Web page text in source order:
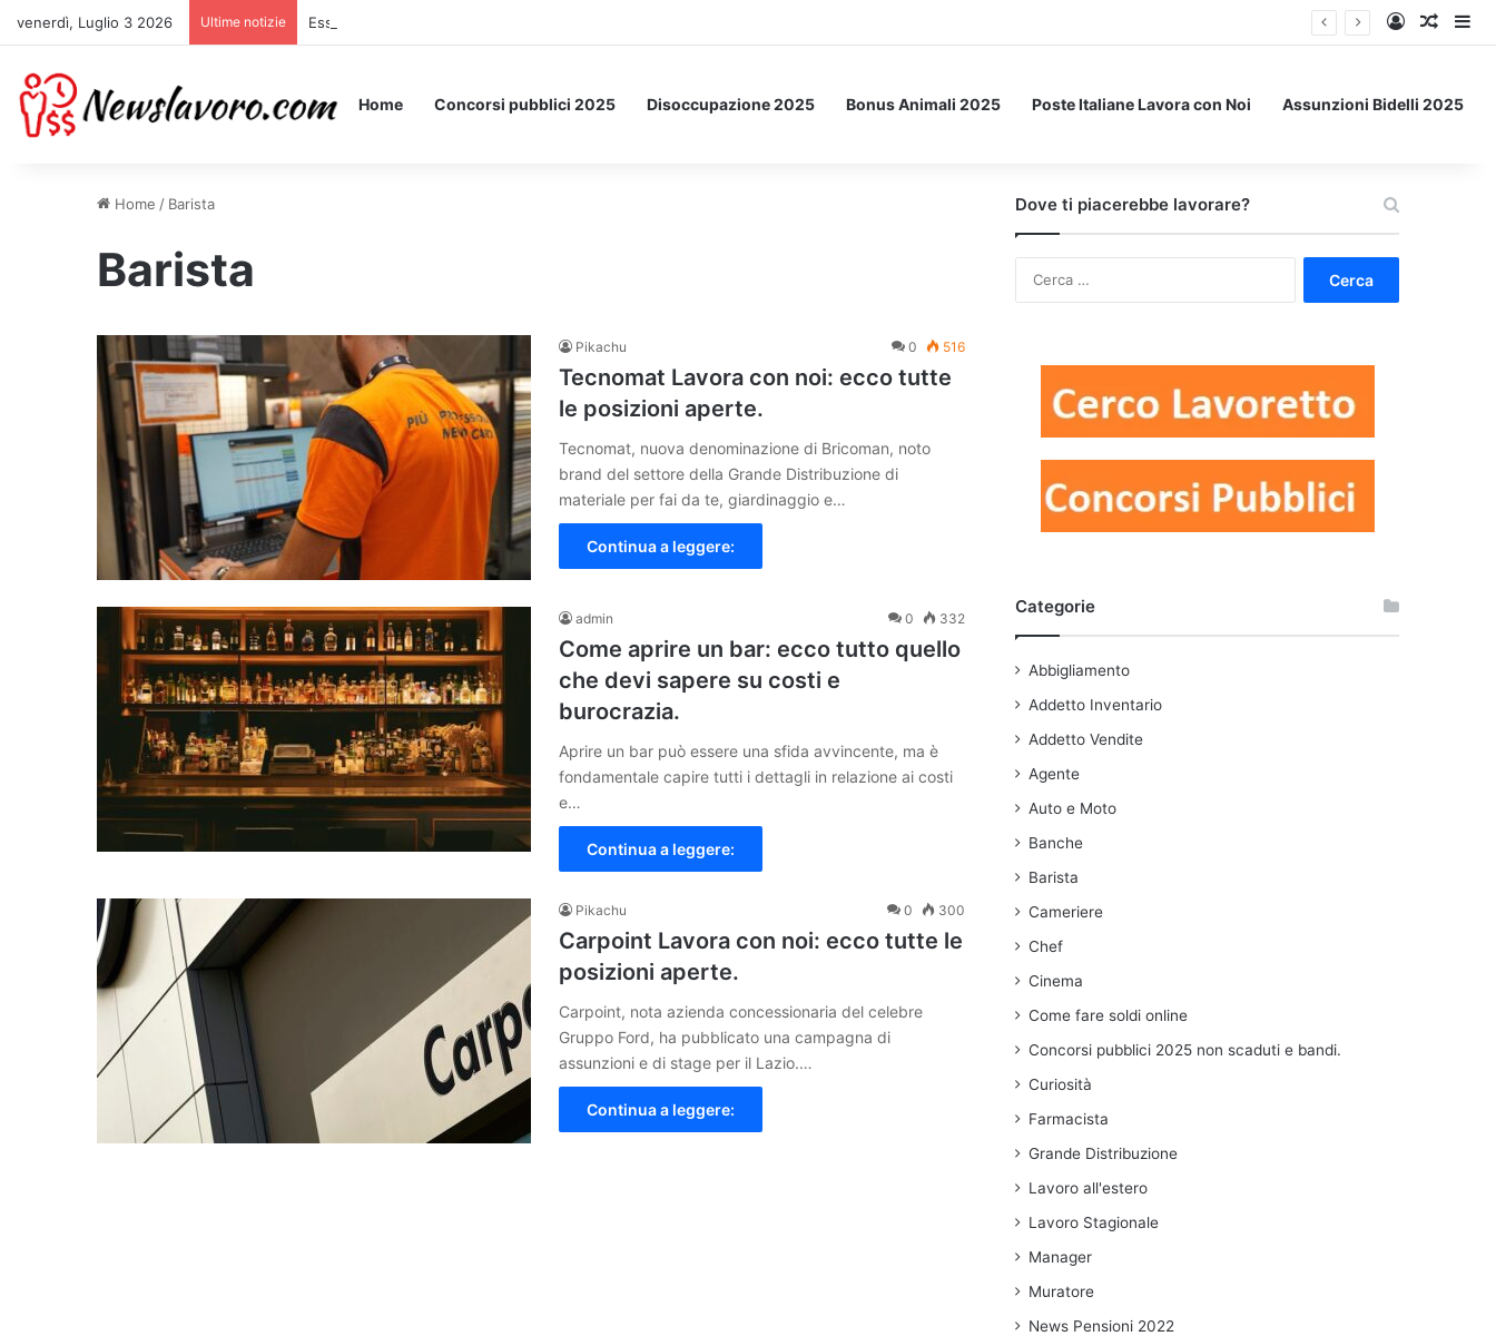
venerdì, Luglio 3 2026 Ultime notizie Essere Pagati per Stare a Letto: ecco l’esperimento spaziale. Accedi
Un
Home Concorsi pubblici 2025 Disoccupazione 2025 Bonus Animali 2025 Poste Italiane Lavora con Noi Assunzioni Bidelli 2025
Home / Barista
Barista
Pikachu 0 516
Tecnomat Lavora con noi: ecco tutte
le posizioni aperte.
Tecnomat, nuova denominazione di Bricoman, noto
brand del settore della Grande Distribuzione di
materiale per fai da te, giardinaggio e…
Continua a leggere:
admin 0 332
Come aprire un bar: ecco tutto quello
che devi sapere su costi e
burocrazia.
Aprire un bar può essere una sfida avvincente, ma è
fondamentale capire tutti i dettagli in relazione ai costi
e…
Continua a leggere:
Pikachu 0 300
Carpoint Lavora con noi: ecco tutte le
posizioni aperte.
Carpoint, nota azienda concessionaria del celebre
Gruppo Ford, ha pubblicato una campagna di
assunzioni e di stage per il Lazio.…
Continua a leggere:
Dove ti piacerebbe lavorare?
Categorie
Abbigliamento
Addetto Inventario
Addetto Vendite
Agente
Auto e Moto
Banche
Barista
Cameriere
Chef
Cinema
Come fare soldi online
Concorsi pubblici 2025 non scaduti e bandi.
Curiosità
Farmacista
Grande Distribuzione
Lavoro all'estero
Lavoro Stagionale
Manager
Muratore
News Pensioni 2022